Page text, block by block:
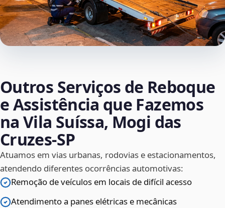
Outros Serviços de Reboque
e Assistência que Fazemos
na Vila Suíssa, Mogi das
Cruzes‑SP
Atuamos em vias urbanas, rodovias e estacionamentos,
atendendo diferentes ocorrências automotivas:
Remoção de veículos em locais de difícil acesso
Atendimento a panes elétricas e mecânicas